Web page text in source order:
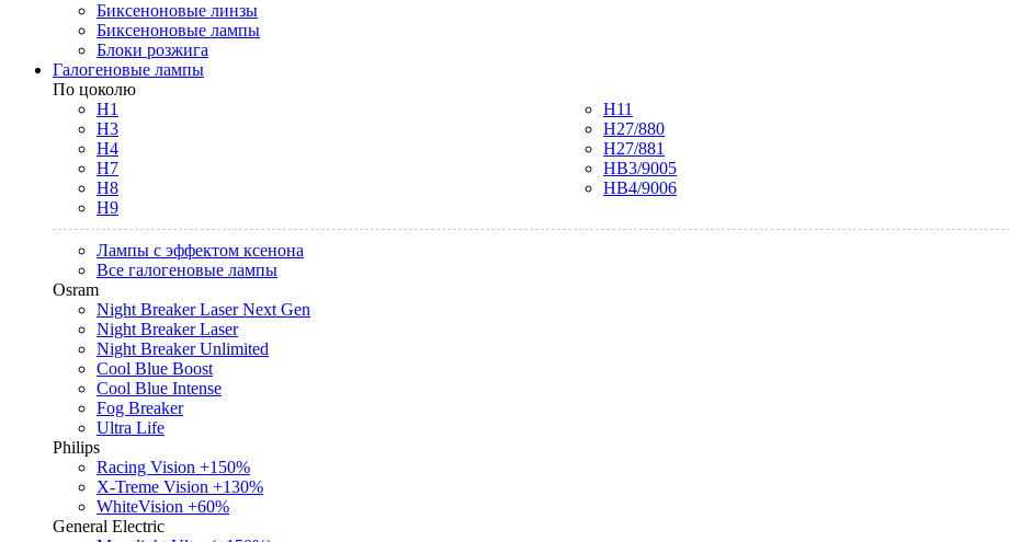
Биксеноновые линзы
Биксеноновые лампы
Блоки розжига
Галогеновые лампы
По цоколю
H1
H3
H4
H7
H8
H9
H11
H27/880
H27/881
HB3/9005
HB4/9006
Лампы с эффектом ксенона
Все галогеновые лампы
Osram
Night Breaker Laser Next Gen
Night Breaker Laser
Night Breaker Unlimited
Cool Blue Boost
Cool Blue Intense
Fog Breaker
Ultra Life
Philips
Racing Vision +150%
X-Treme Vision +130%
WhiteVision +60%
General Electric